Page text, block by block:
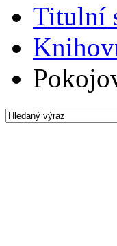
Titulní